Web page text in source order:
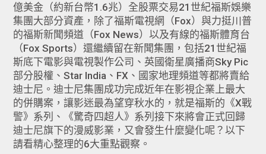
億美金（約新台幣1.6兆）全股票交易21世紀福斯娛樂
集團大部分資產，除了福斯電視網（Fox）與力挺川普
的福斯新聞頻道（Fox News）以及有線的福斯體育台
（Fox Sports）還繼續留在新聞集團，包括21世紀福
斯底下電影與電視製作公司、英國衛星廣播商Sky Pic
部分股權、Star India、FX、國家地理頻道等都將賣給
迪士尼。迪士尼集團成功完成近年在影視企業上最大
的併購案，讓影迷最為望穿秋水的，就是福斯的《X戰
警》系列、《驚奇四超人》系列接下來將會正式回歸
迪士尼旗下的漫威影業，又會發生什麼變化呢？以下
請看精心整理的6大重點觀察。